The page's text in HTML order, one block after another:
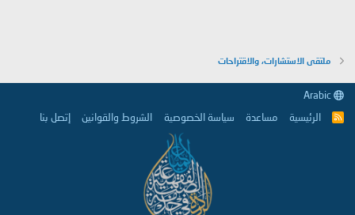
ملتقى الاستشارات، والاقتراحات
R
الرئيسية مساعدة سياسة الخصوصية الشروط والقوانين إتصل بنا